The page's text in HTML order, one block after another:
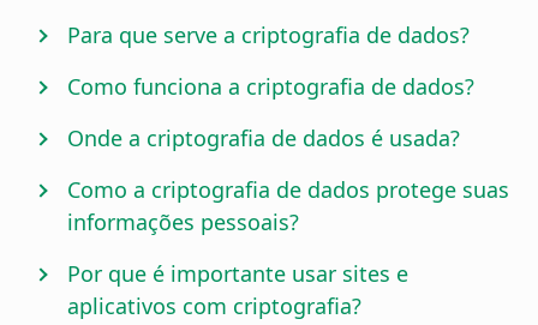
Para que serve a criptografia de dados?
Como funciona a criptografia de dados?
Onde a criptografia de dados é usada?
Como a criptografia de dados protege suas
informações pessoais?
Por que é importante usar sites e
aplicativos com criptografia?